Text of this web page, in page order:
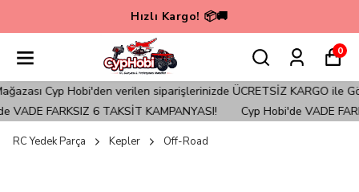
Hızlı Kargo! 📦🚚
0
Cyp Hobi'den verilen siparişlerinizde ÜCRETSİZ KARGO ile
FARKSIZ 6 TAKSİT KAMPANYASI!
Cyp Hobi'de VADE
RC Yedek Parça Kepler Off-Road